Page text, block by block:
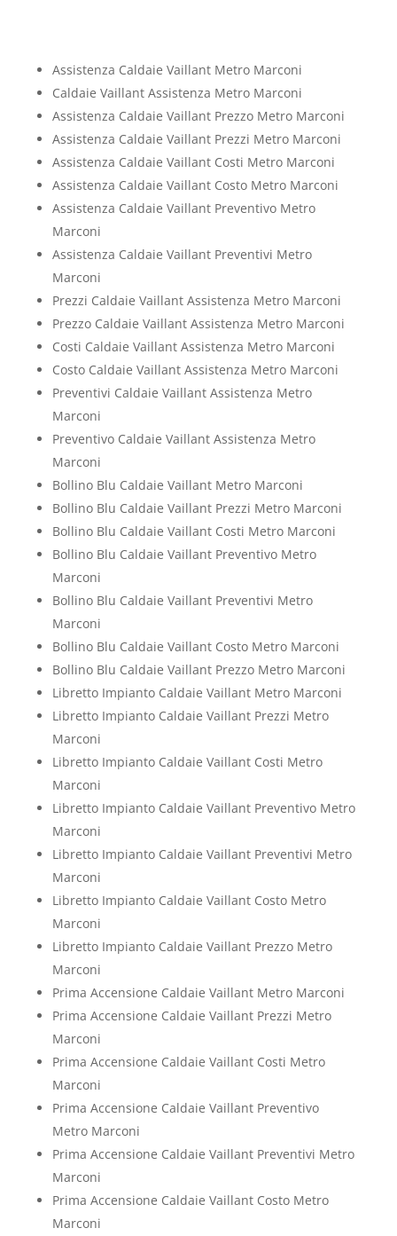
Assistenza Caldaie Vaillant Metro Marconi
Caldaie Vaillant Assistenza Metro Marconi
Assistenza Caldaie Vaillant Prezzo Metro Marconi
Assistenza Caldaie Vaillant Prezzi Metro Marconi
Assistenza Caldaie Vaillant Costi Metro Marconi
Assistenza Caldaie Vaillant Costo Metro Marconi
Assistenza Caldaie Vaillant Preventivo Metro
Marconi
Assistenza Caldaie Vaillant Preventivi Metro
Marconi
Prezzi Caldaie Vaillant Assistenza Metro Marconi
Prezzo Caldaie Vaillant Assistenza Metro Marconi
Costi Caldaie Vaillant Assistenza Metro Marconi
Costo Caldaie Vaillant Assistenza Metro Marconi
Preventivi Caldaie Vaillant Assistenza Metro
Marconi
Preventivo Caldaie Vaillant Assistenza Metro
Marconi
Bollino Blu Caldaie Vaillant Metro Marconi
Bollino Blu Caldaie Vaillant Prezzi Metro Marconi
Bollino Blu Caldaie Vaillant Costi Metro Marconi
Bollino Blu Caldaie Vaillant Preventivo Metro
Marconi
Bollino Blu Caldaie Vaillant Preventivi Metro
Marconi
Bollino Blu Caldaie Vaillant Costo Metro Marconi
Bollino Blu Caldaie Vaillant Prezzo Metro Marconi
Libretto Impianto Caldaie Vaillant Metro Marconi
Libretto Impianto Caldaie Vaillant Prezzi Metro
Marconi
Libretto Impianto Caldaie Vaillant Costi Metro
Marconi
Libretto Impianto Caldaie Vaillant Preventivo Metro
Marconi
Libretto Impianto Caldaie Vaillant Preventivi Metro
Marconi
Libretto Impianto Caldaie Vaillant Costo Metro
Marconi
Libretto Impianto Caldaie Vaillant Prezzo Metro
Marconi
Prima Accensione Caldaie Vaillant Metro Marconi
Prima Accensione Caldaie Vaillant Prezzi Metro
Marconi
Prima Accensione Caldaie Vaillant Costi Metro
Marconi
Prima Accensione Caldaie Vaillant Preventivo
Metro Marconi
Prima Accensione Caldaie Vaillant Preventivi Metro
Marconi
Prima Accensione Caldaie Vaillant Costo Metro
Marconi